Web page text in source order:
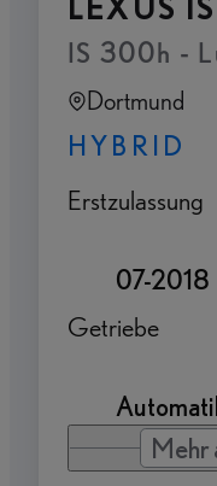
LEXUS IS
IS 300h -
Dortmund
HYBRID
Erstzulassung
07-2018
Getriebe
Mehr